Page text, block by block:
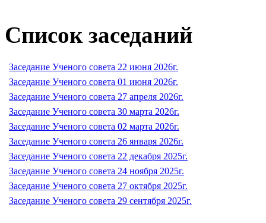
Список заседаний
Заседание Ученого совета 22 июня 2026г.
Заседание Ученого совета 01 июня 2026г.
Заседание Ученого совета 27 апреля 2026г.
Заседание Ученого совета 30 марта 2026г.
Заседание Ученого совета 02 марта 2026г.
Заседание Ученого совета 26 января 2026г.
Заседание Ученого совета 22 декабря 2025г.
Заседание Ученого совета 24 ноября 2025г.
Заседание Ученого совета 27 октября 2025г.
Заседание Ученого совета 29 сентября 2025г.